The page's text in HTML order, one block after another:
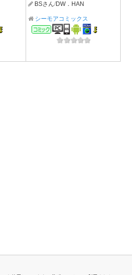
BSさん/DW．HAN
シーモアコミックス
コミック